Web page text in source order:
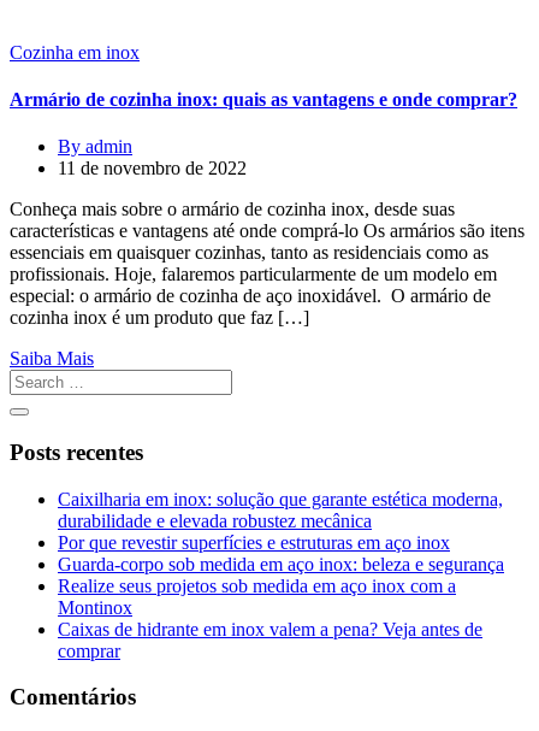
Cozinha em inox
Armário de cozinha inox: quais as vantagens e onde comprar?
By admin
11 de novembro de 2022
Conheça mais sobre o armário de cozinha inox, desde suas
características e vantagens até onde comprá-lo Os armários são itens
essenciais em quaisquer cozinhas, tanto as residenciais como as
profissionais. Hoje, falaremos particularmente de um modelo em
especial: o armário de cozinha de aço inoxidável. O armário de
cozinha inox é um produto que faz […]
Saiba Mais
Posts recentes
Caixilharia em inox: solução que garante estética moderna,
durabilidade e elevada robustez mecânica
Por que revestir superfícies e estruturas em aço inox
Guarda-corpo sob medida em aço inox: beleza e segurança
Realize seus projetos sob medida em aço inox com a
Montinox
Caixas de hidrante em inox valem a pena? Veja antes de
comprar
Comentários